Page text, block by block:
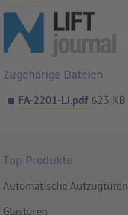
Zugehörige Dateien
FA-2201-LJ.pdf 623 KB
Top Produkte
Automatische Aufzugtüren
Glastüren